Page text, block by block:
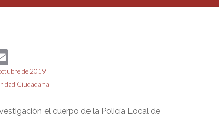
Email
de 2019
Ciudadana
el cuerpo de la Policía Local de